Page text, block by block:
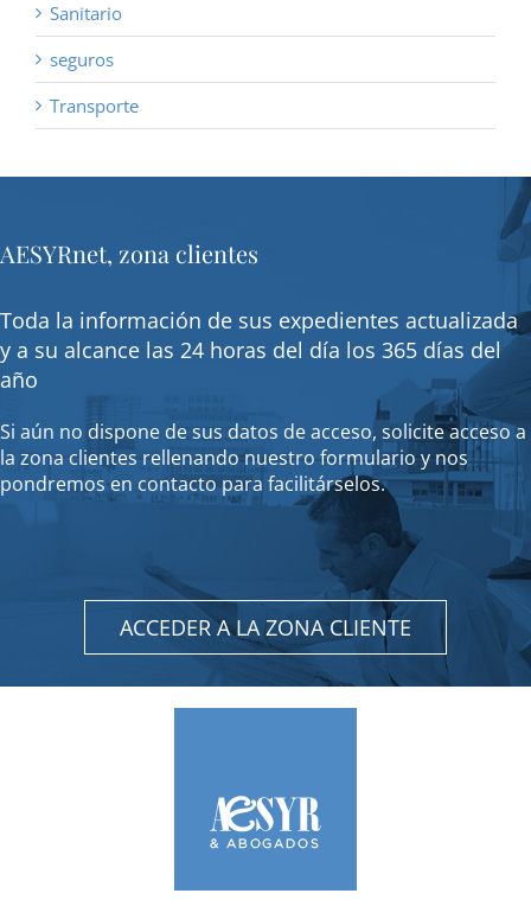
Sanitario
seguros
Transporte
AESYRnet, zona clientes
Toda la información de sus expedientes actualizada
y a su alcance las 24 horas del día los 365 días del
año
Si aún no dispone de sus datos de acceso, solicite acceso a
la zona clientes rellenando nuestro formulario y nos
pondremos en contacto para facilitárselos.
ACCEDER A LA ZONA CLIENTE